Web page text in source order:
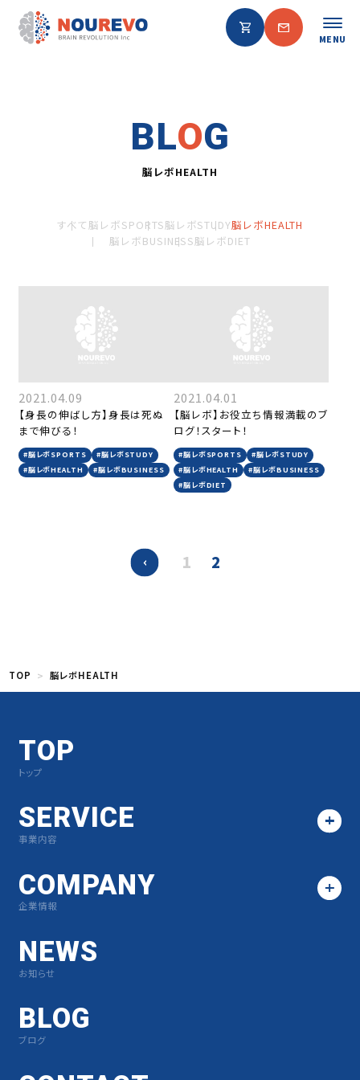
MENU
BLOG
脳レボHEALTH
すべて脳レボSPORTS脳レボSTUDY脳レボHEALTH
脳レボBUSINESS脳レボDIET
2021.04.09
【身長の伸ばし方】身長は死ぬ
まで伸びる！
#脳レボSPORTS
#脳レボSTUDY
#脳レボHEALTH
#脳レボBUSINESS
2021.04.01
【脳レボ】お役立ち情報満載のブ
ログ！スタート！
#脳レボSPORTS
#脳レボSTUDY
#脳レボHEALTH
#脳レボBUSINESS
#脳レボDIET
1 2
TOP 脳レボHEALTH
TOP
トップ
SERVICE
事業内容
COMPANY
企業情報
NEWS
お知らせ
BLOG
ブログ